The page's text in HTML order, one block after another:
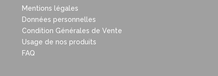
Mentions légales
Données personnelles
Condition Générales de Vente
Usage de nos produits
FAQ